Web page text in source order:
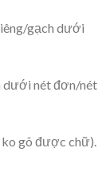
gạch dưới
dưới nét đơn/nét
gõ được chữ).